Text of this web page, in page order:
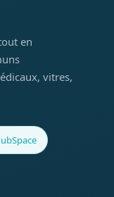
en
vitres,